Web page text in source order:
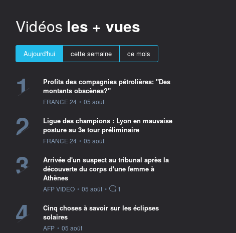
Vidéos les + vues
Aujourd'hui cette semaine ce mois
1
Profits des compagnies pétrolières: "Des
montants obscènes?"
information fournie par
FRANCE 24 • 05 août
2
Ligue des champions : Lyon en mauvaise
posture au 3e tour préliminaire
information fournie par
FRANCE 24 • 05 août
3
Arrivée d'un suspect au tribunal après la
découverte du corps d'une femme à
Athènes
information fournie par
AFP VIDEO • 05 août • 1
4
Cinq choses à savoir sur les éclipses
solaires
information fournie par
AFP • 05 août